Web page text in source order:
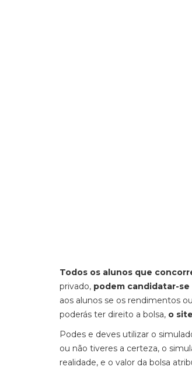
Todos os alunos que
privado, podem candidatar-se
aos alunos se os rendimentos
poderás ter direito a bolsa, o
Podes e deves utilizar o
ou não tiveres a certeza, o
realidade, e o valor da bolsa